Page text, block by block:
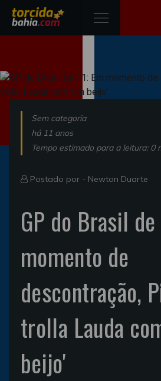
Sem categoria
há 11 anos
Tempo estimado para a leitura: 0
Postado por - Newton Duarte
GP do Brasil de
momento de
descontração,
trolla Lauda
beijo'